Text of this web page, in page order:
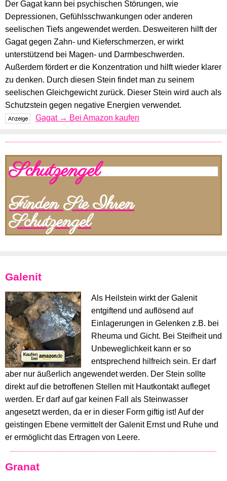
Der Gagat kann bei psychischen Störungen, wie
Depressionen, Gefühlsschwankungen oder anderen
seelischen Tiefs angewendet werden. Desweiteren hilft der
Gagat gegen Zahn- und Kieferschmerzen, er wirkt
unterstützend bei Magen- und Darmbeschwerden.
Außerdem fördert er die Konzentration und hilft wieder klarer
zu denken. Durch diesen Stein findet man zu seinem
seelischen Gleichgewicht zurück. Dieser Stein wird auch als
Schutzstein gegen negative Energien verwendet.
Gagat → Bei Amazon kaufen
Schutzengel
Finden Sie Ihren
Schutzengel
Galenit
Als Heilstein wirkt der Galenit
entgiftend und auflösend auf
Einlagerungen in Gelenken z.B. bei
Rheuma und Gicht. Bei Steifheit und
Unbeweglichkeit kann er so
entsprechend hilfreich sein. Er darf
aber nur äußerlich angewendet werden. Der Stein sollte
direkt auf die betroffenen Stellen mit Hautkontakt aufleget
werden. Er darf auf gar keinen Fall als Steinwasser
angesetzt werden, da er in dieser Form giftig ist! Auf der
geistingen Ebene vermittelt der Galenit Ernst und Ruhe und
er ermöglicht das Ertragen von Leere.
Granat